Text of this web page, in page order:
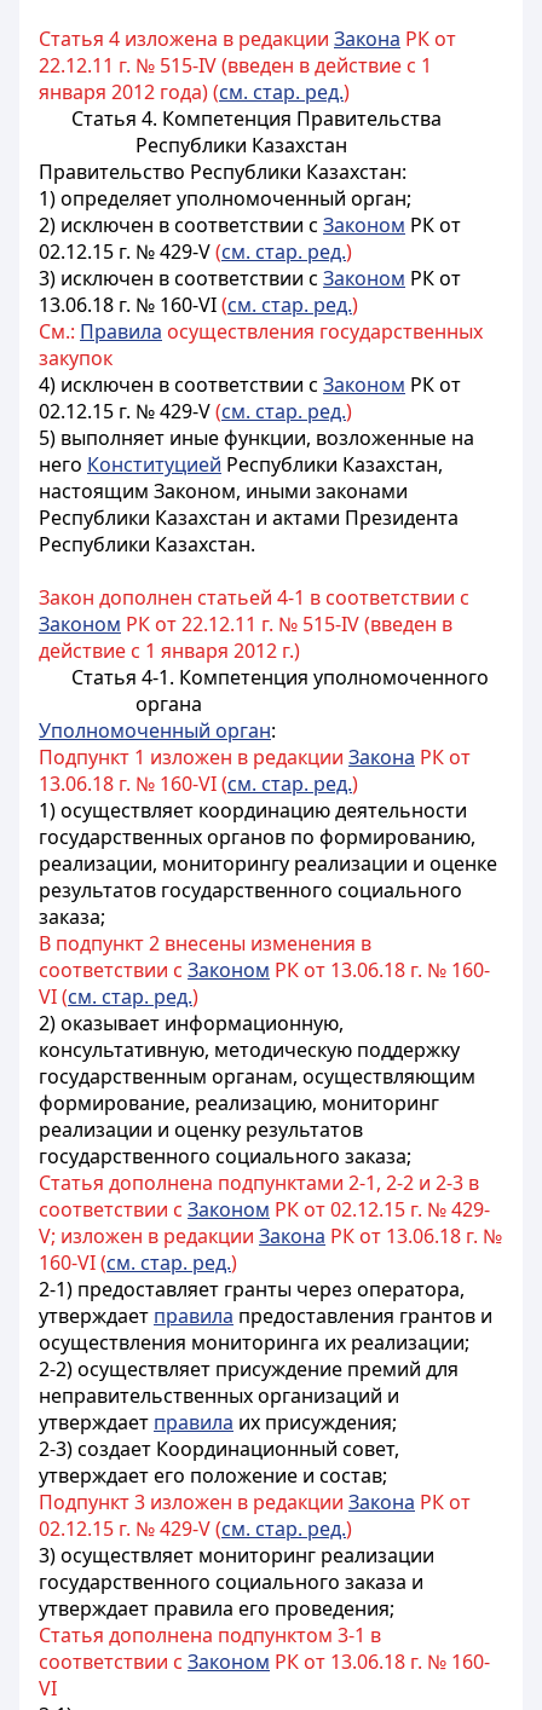
Статья 4 изложена в редакции Закона РК от
22.12.11 г. № 515-IV (введен в действие с 1
января 2012 года) (см. стар. ред.)
Статья 4. Компетенция Правительства
Республики Казахстан
Правительство Республики Казахстан:
1) определяет уполномоченный орган;
2) исключен в соответствии с Законом РК от
02.12.15 г. № 429-V(см. стар. ред.)
3) исключен в соответствии с Законом РК от
13.06.18 г. № 160-VI(см. стар. ред.)
См.: Правила осуществления государственных
закупок
4) исключен в соответствии с Законом РК от
02.12.15 г. № 429-V(см. стар. ред.)
5) выполняет иные функции, возложенные на
него Конституцией Республики Казахстан,
настоящим Законом, иными законами
Республики Казахстан и актами Президента
Республики Казахстан.
Закон дополнен статьей 4-1 в соответствии с
Законом РК от 22.12.11 г. № 515-IV (введен в
действие с 1 января 2012 г.)
Статья 4-1. Компетенция уполномоченного
органа
Уполномоченный орган:
Подпункт 1 изложен в редакции Закона РК от
13.06.18 г. № 160-VI (см. стар. ред.)
1) осуществляет координацию деятельности
государственных органов по формированию,
реализации, мониторингу реализации и оценке
результатов государственного социального
заказа;
В подпункт 2 внесены изменения в
соответствии с Законом РК от 13.06.18 г. № 160-
VI (см. стар. ред.)
2) оказывает информационную,
консультативную, методическую поддержку
государственным органам, осуществляющим
формирование, реализацию, мониторинг
реализации и оценку результатов
государственного социального заказа;
Статья дополнена подпунктами 2-1, 2-2 и 2-3 в
соответствии с Законом РК от 02.12.15 г. № 429-
V; изложен в редакции Закона РК от 13.06.18 г. №
160-VI (см. стар. ред.)
2-1) предоставляет гранты через оператора,
утверждает правила предоставления грантов и
осуществления мониторинга их реализации;
2-2) осуществляет присуждение премий для
неправительственных организаций и
утверждает правила их присуждения;
2-3) создает Координационный совет,
утверждает его положение и состав;
Подпункт 3 изложен в редакции Закона РК от
02.12.15 г. № 429-V (см. стар. ред.)
3) осуществляет мониторинг реализации
государственного социального заказа и
утверждает правила его проведения;
Статья дополнена подпунктом 3-1 в
соответствии с Законом РК от 13.06.18 г. № 160-
VI